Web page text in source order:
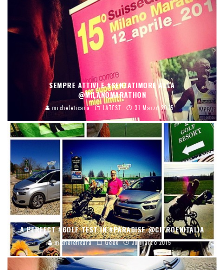
SEMPRE ATTIVI E #SENZATIMORE ALLA
@MILANOMARATHON
micheleficara LATEST 31 Marzo 2015
A PERFECT #GOLF TEST IN #PARADISE @CITROENITALIA
micheleficara Geek 30 Marzo 2015